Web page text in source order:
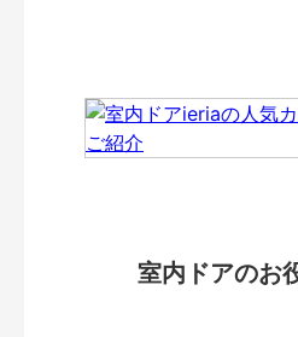
室内ドアのお